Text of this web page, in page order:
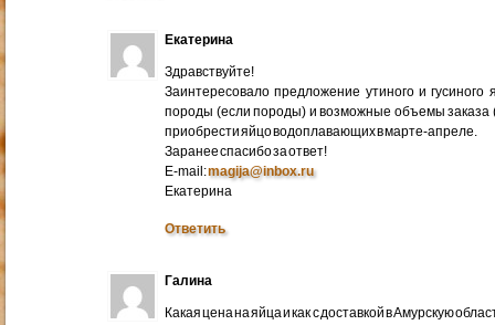
Екатерина
Здравствуйте!
Заинтересовало предложение утиного и
породы (если породы) и возможные объемы заказа
приобрести яйцо водоплавающих в марте-апреле.
Заранее спасибо за ответ!
E-mail:magija@inbox.ru
Екатерина
Ответить
Галина
Какая цена на яйца и как с доставкой в Амурскую